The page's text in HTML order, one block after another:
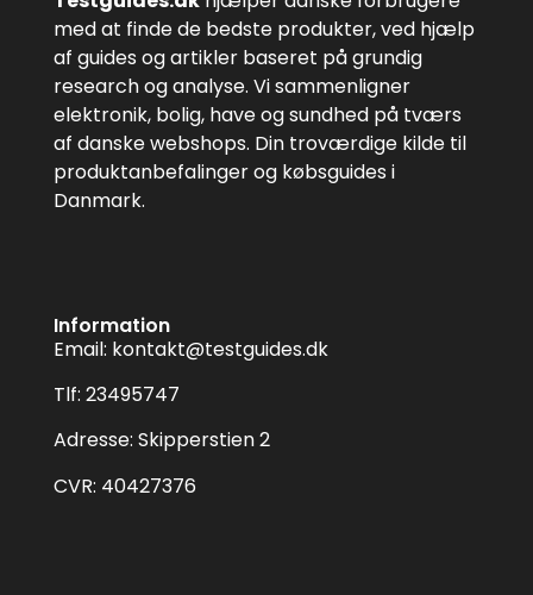
med at finde de bedste produkter, ved hjælp
af guides og artikler baseret på grundig
research og analyse. Vi sammenligner
elektronik, bolig, have og sundhed på tværs
af danske webshops. Din troværdige kilde til
produktanbefalinger og købsguides i
Danmark.
Information
Email: kontakt@testguides.dk
Tlf: 23495747
Adresse: Skipperstien 2
CVR: 40427376